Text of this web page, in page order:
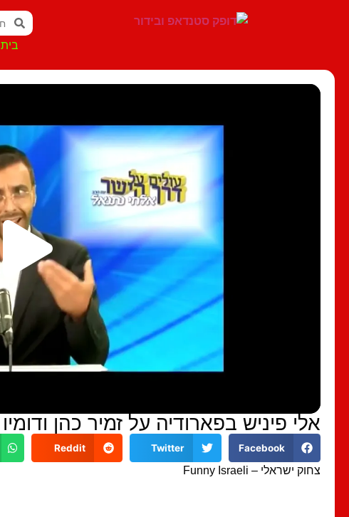
בית
אלי פיניש בפארודיה על זמיר כהן ודומיו
Facebook
Twitter
Reddit
צחוק ישראלי – Funny Israeli